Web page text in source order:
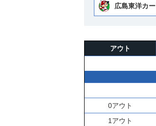
広島東洋カ
アウト
0アウト
1アウト